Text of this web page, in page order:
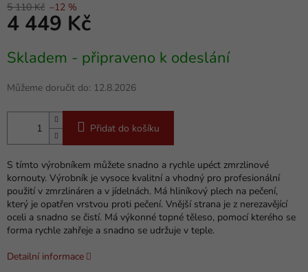
5 110 Kč –12 %
4 449 Kč
cena:
Skladem - připraveno k odeslání
Můžeme doručit do: 12.8.2026
Přidat do košíku
S tímto výrobníkem můžete snadno a rychle upéct zmrzlinové
kornouty. Výrobník je vysoce kvalitní a vhodný pro profesionální
použití v zmrzlináren a v jídelnách. Má hliníkový plech na pečení,
který je opatřen vrstvou proti pečení. Vnější strana je z nerezavějící
oceli a snadno se čistí. Má výkonné topné těleso, pomocí kterého se
forma rychle zahřeje a snadno se udržuje v teple.
Detailní informace